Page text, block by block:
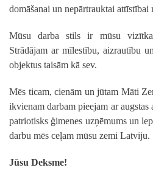
domāšanai un nepārtrauktai attīstībai
Mūsu darba stils ir mūsu
Strādājam ar mīlestību, aizrautību
objektus taisām kā sev.
Mēs ticam, cienām un jūtam Māti
ikvienam darbam pieejam ar
patriotisks ģimenes uzņēmums un
darbu mēs ceļam mūsu zemi Latviju.
Jūsu Deksme!